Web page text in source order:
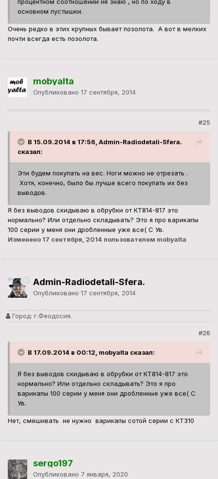
процентном соотношении не знаю , но по ходу в
основном пустышки.
Очень редко в этих крупных бывает позолота. А вот в мелких
почти всегда есть позолота.
mobyalta
Опубликовано 17 сентября, 2014
#25
В 15.09.2014 в 17:56, Admin-Radiodetali-Sfera.
сказал:
Эти будем покупать на вес. Ноги можно не отрезать .
Хотя, конечно, было бы лучше всего покупать их без
выводов.
Я без выводов скидываю в обрубки от КТ814-817 это
нормально? Или отдельно складывать? Это я про варикапы
100 серии у меня они дробленные уже все( С Ув.
Изменено 17 сентября, 2014 пользователем mobyalta
Admin-Radiodetali-Sfera.
Опубликовано 17 сентября, 2014
Город: г.Феодосия.
#26
В 17.09.2014 в 00:12, mobyalta сказал:
Я без выводов скидываю в обрубки от КТ814-817 это
нормально? Или отдельно складывать? Это я про
варикапы 100 серии у меня они дробленные уже все( С
Ув.
Нет, смешивать не нужно варикапы сотой серии с КТ310
sergo197
Опубликовано 7 января, 2020